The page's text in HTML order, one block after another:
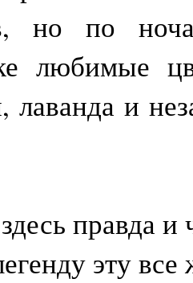
но по
любимые
лаванда и
правда и
эту